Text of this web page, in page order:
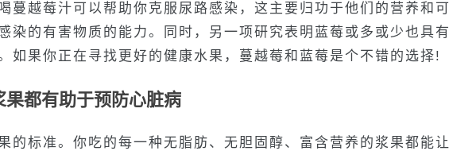
蔓越莓汁可以帮助你克服尿路感染，这主要归功于他们的营养和可
染的有害物质的能力。同时，另一项研究表明蓝莓或多或少也具有
如果你正在寻找更好的健康水果，蔓越莓和蓝莓是个不错的选择!
果都有助于预防心脏病
的标准。你吃的每一种无脂肪、无胆固醇、富含营养的浆果都能让